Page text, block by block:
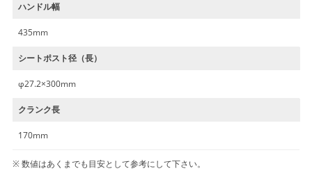
ハンドル幅
435mm
シートポスト径（長）
φ27.2×300mm
クランク長
170mm
数値はあくまでも目安として参考にして下さい。